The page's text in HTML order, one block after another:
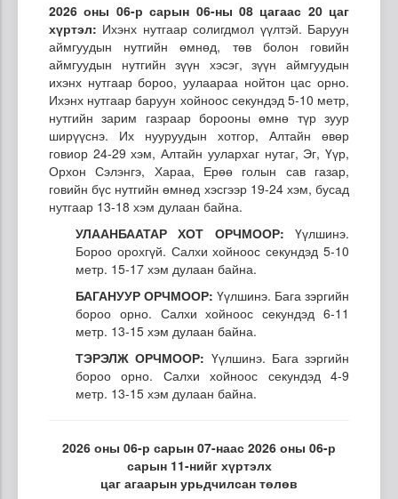
2026 оны 06-р сарын 06-ны 08 цагаас 20 цаг
хүртэл: Ихэнх нутгаар солигдмол үүлтэй. Баруун
аймгуудын нутгийн өмнөд, төв болон говийн
аймгуудын нутгийн зүүн хэсэг, зүүн аймгуудын
ихэнх нутгаар бороо, уулаараа нойтон цас орно.
Ихэнх нутгаар баруун хойноос секундэд 5-10 метр,
нутгийн зарим газраар борооны өмнө түр зуур
ширүүснэ. Их нууруудын хотгор, Алтайн өвөр
говиор 24-29 хэм, Алтайн уулархаг нутаг, Эг, Үүр,
Орхон Сэлэнгэ, Хараа, Ерөө голын сав газар,
говийн бүс нутгийн өмнөд хэсгээр 19-24 хэм, бусад
нутгаар 13-18 хэм дулаан байна.
УЛААНБААТАР ХОТ ОРЧМООР: Үүлшинэ.
Бороо орохгүй. Салхи хойноос секундэд 5-10
метр. 15-17 хэм дулаан байна.
БАГАНУУР ОРЧМООР: Үүлшинэ. Бага зэргийн
бороо орно. Салхи хойноос секундэд 6-11
метр. 13-15 хэм дулаан байна.
ТЭРЭЛЖ ОРЧМООР: Үүлшинэ. Бага зэргийн
бороо орно. Салхи хойноос секундэд 4-9
метр. 13-15 хэм дулаан байна.
2026 оны 06-р сарын 07-наас 2026 оны 06-р
сарын 11-нийг хүртэлх
цаг агаарын урьдчилсан төлөв